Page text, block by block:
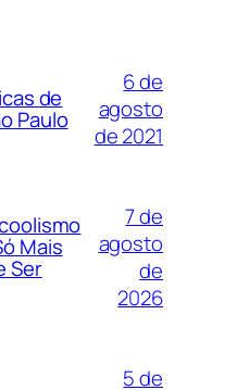
de
Paulo
6 de
agosto
de 2021
Mais
Ser
7 de
agosto
de
2026
5 de